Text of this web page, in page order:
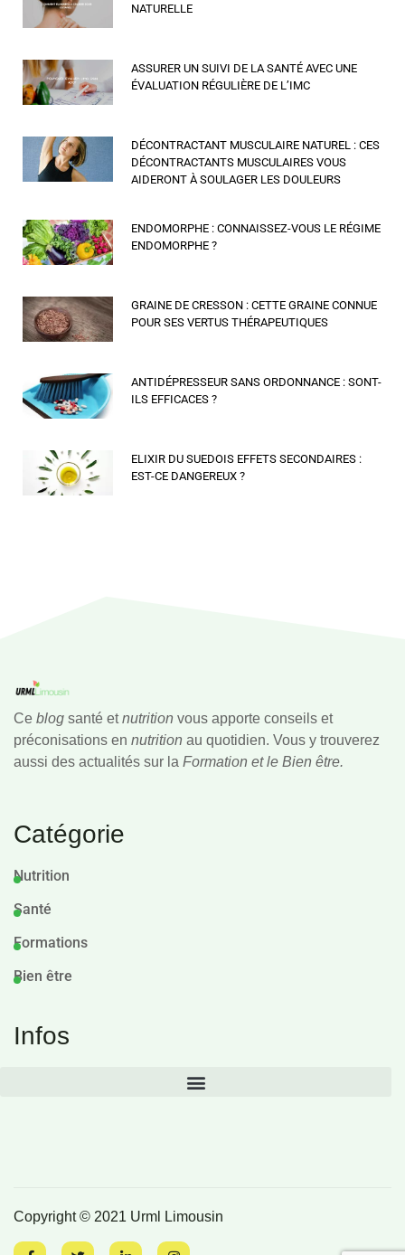
NATURELLE
ASSURER UN SUIVI DE LA SANTÉ AVEC UNE
ÉVALUATION RÉGULIÈRE DE L’IMC
DÉCONTRACTANT MUSCULAIRE NATUREL : CES
DÉCONTRACTANTS MUSCULAIRES VOUS
AIDERONT À SOULAGER LES DOULEURS
ENDOMORPHE : CONNAISSEZ-VOUS LE RÉGIME
ENDOMORPHE ?
GRAINE DE CRESSON : CETTE GRAINE CONNUE
POUR SES VERTUS THÉRAPEUTIQUES
ANTIDÉPRESSEUR SANS ORDONNANCE : SONT-
ILS EFFICACES ?
ELIXIR DU SUEDOIS EFFETS SECONDAIRES :
EST-CE DANGEREUX ?
Ce blog santé etnutrition vous apporte conseils et
préconisations en nutrition au quotidien. Vous y trouverez
aussi des actualités sur la Formation et le Bien être.
Catégorie
Nutrition
Santé
Formations
Bien être
Infos
Copyright © 2021 Urml Limousin